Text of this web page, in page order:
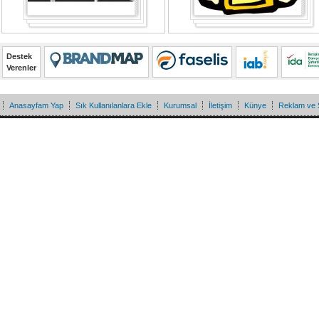
Destek
Verenler
Anasayfam Yap Sık Kullanılanlara Ekle Kurumsal İletişim Künye Reklam ve